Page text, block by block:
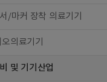
/마커 장착 의료기기
의료기기
및 기기산업